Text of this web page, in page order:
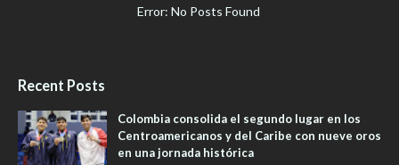
Error: No Posts Found
Recent Posts
Colombia consolida el segundo lugar en los
Centroamericanos y del Caribe con nueve oros
en una jornada histórica